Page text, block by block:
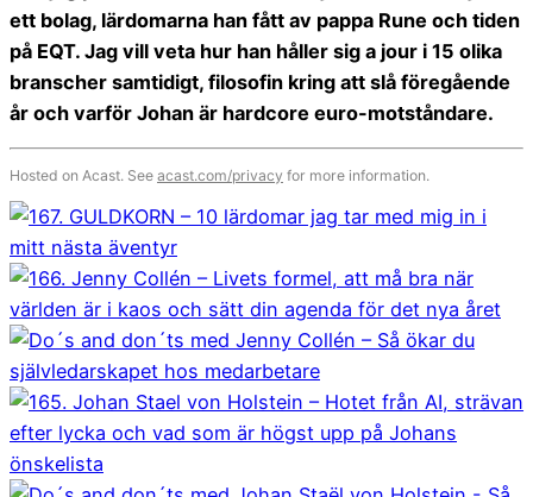
ett bolag, lärdomarna han fått av pappa Rune och tiden
på EQT. Jag vill veta hur han håller sig a jour i 15 olika
branscher samtidigt, filosofin kring att slå föregående
år och varför Johan är hardcore euro-motståndare.
Hosted on Acast. See acast.com/privacy for more information.